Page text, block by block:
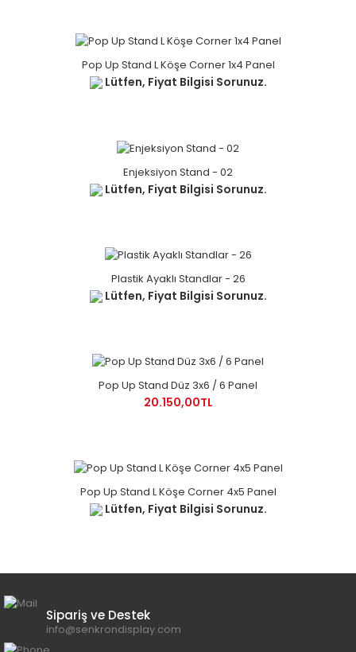
Pop Up Stand L Köşe Corner 1x4 Panel
Lütfen, Fiyat Bilgisi Sorunuz.
Enjeksiyon Stand - 02
Lütfen, Fiyat Bilgisi Sorunuz.
Plastik Ayaklı Standlar - 26
Lütfen, Fiyat Bilgisi Sorunuz.
Pop Up Stand Düz 3x6 / 6 Panel
20.150,00TL
Pop Up Stand L Köşe Corner 4x5 Panel
Lütfen, Fiyat Bilgisi Sorunuz.
Sipariş ve Destek
info@senkrondisplay.com